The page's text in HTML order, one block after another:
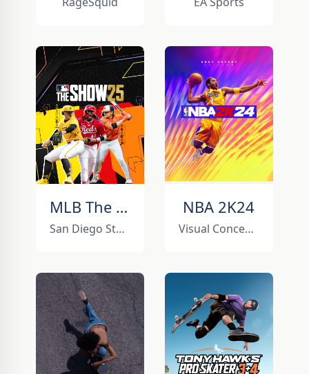
MLB The Show 25
San Diego Studio
NBA 2K24
Visual Concepts Austin